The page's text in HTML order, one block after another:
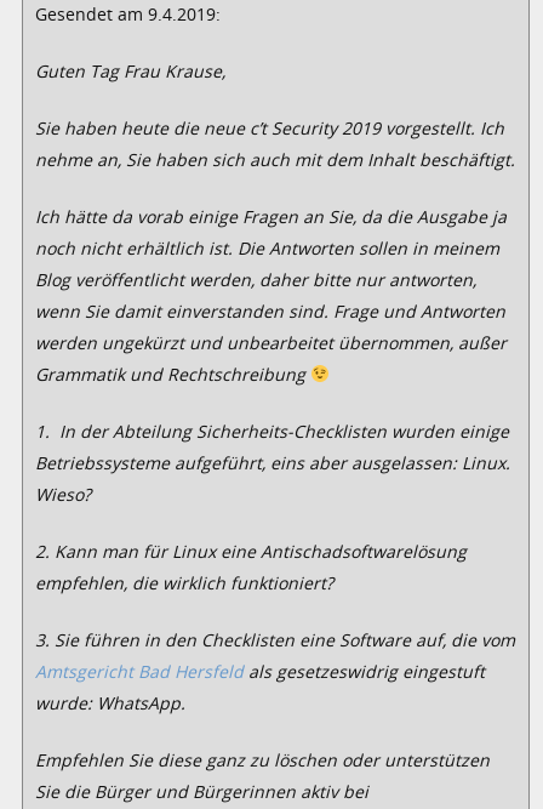
Gesendet am 9.4.2019:
Guten Tag Frau Krause,
Sie haben heute die neue c’t Security 2019 vorgestellt. Ich
nehme an, Sie haben sich auch mit dem Inhalt beschäftigt.
Ich hätte da vorab einige Fragen an Sie, da die Ausgabe ja
noch nicht erhältlich ist. Die Antworten sollen in meinem
Blog veröffentlicht werden, daher bitte nur antworten,
wenn Sie damit einverstanden sind. Frage und Antworten
werden ungekürzt und unbearbeitet übernommen, außer
Grammatik und Rechtschreibung
1. In der Abteilung Sicherheits-Checklisten wurden einige
Betriebssysteme aufgeführt, eins aber ausgelassen: Linux.
Wieso?
2. Kann man für Linux eine Antischadsoftwarelösung
empfehlen, die wirklich funktioniert?
3. Sie führen in den Checklisten eine Software auf, die vom
Amtsgericht Bad Hersfeldals gesetzeswidrig eingestuft
wurde: WhatsApp.
Empfehlen Sie diese ganz zu löschen oder unterstützen
Sie die Bürger und Bürgerinnen aktiv bei